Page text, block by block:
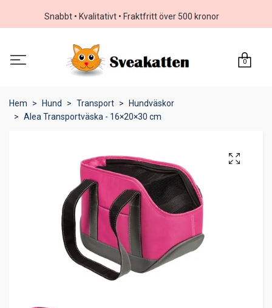
Snabbt • Kvalitativt • Fraktfritt över 500 kronor
0
Hem Hund Transport
Hundväskor
Alea Transportväska - 16×20×30 cm